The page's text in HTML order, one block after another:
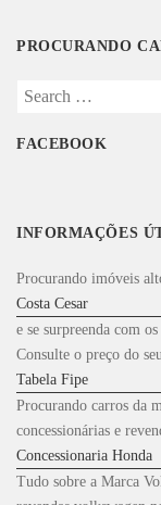
PROCURANDO
Search
FACEBOOK
INFORMAÇÕES
Procurando imóveis
Costa Cesar
e se surpreenda com
Consulte o preço do
Tabela Fipe
Procurando carros da
concessionárias e
Concessionaria Honda
Tudo sobre a Marca